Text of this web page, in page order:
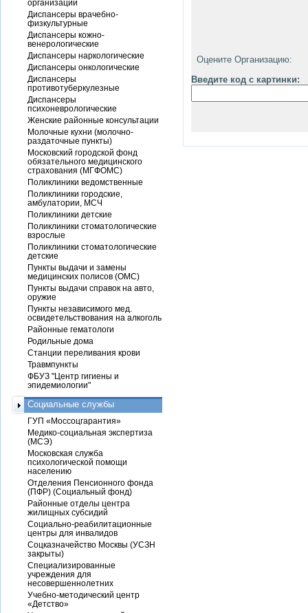
Оцените Организацию:
Введите код с картинки:
организаций
Диспансеры врачебно-
физкультурные
Диспансеры кожно-
венерологические
Диспансеры наркологические
Диспансеры онкологические
Диспансеры
противотуберкулезные
Диспансеры
психоневрологические
Женские районные консультации
Молочные кухни (молочно-
раздаточные пункты)
Московский городской фонд
обязательного медицинского
страхования (МГФОМС)
Поликлиники ведомственные
Поликлиники городские,
амбулатории, МСЧ
Поликлиники детские
Поликлиники стоматологические
взрослые
Поликлиники стоматологические
детские
Пункты выдачи и замены
медицинских полисов (ОМС)
Пункты выдачи справок на авто,
оружие
Пункты независимого мед.
освидетельствования на алкоголь
Районные гематологи
Родильные дома
Станции переливания крови
Травмпункты
ФБУЗ "Центр гигиены и
эпидемиологии"
Социальные службы
ГУП «Моссоцгарантия»
Медико-социальная экспертиза
(МСЭ)
Московская служба
психологической помощи
населению
Отделения Пенсионного фонда
(ПФР) (Социальный фонд)
Районные отделы центра
жилищных субсидий
Социально-реабилитационные
центры для инвалидов
Соцказначейство Москвы (УСЗН
закрыты)
Специализированные
учреждения для
несовершеннолетних
Учебно-методический центр
«Детство»